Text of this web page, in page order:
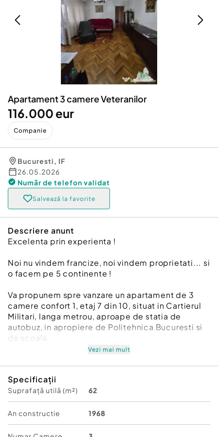
Servicii
Animale de companie
Afaceri și echipamente profesionale
Inchiriere Bunuri si Vehicule
Utilaje agricole si industriale
Piese auto si accesorii
Apartament 3 camere Veteranilor
116.000 eur
Companie
Bucuresti, IF
26.05.2026
Număr de telefon validat
Salvează la favorite
Descriere anunt
Excelenta prin experienta !
Noi nu vindem francize, noi vindem proprietati... si
o facem pe 5 continente !
Va propunem spre vanzare un apartament de 3
camere confort 1, etaj 7 din 10, situat in Cartierul
Militari, langa metrou, aproape de statia de
autobuz, in apropiere de Politehnica Bucuresti si
de scoala.
apropiere foarte multe facilitati si acces rapid
catre toate zonele Capitalei.
Blocul este construit in anul 1968, anvelopat in
2023, intr-o zona linistita, ferita de zgomot si
traficul urban, iar in cladire locuiesc numai oameni
Vezi mai mult
Specificații
Suprafață utilă (m²) 62
An constructie 1968